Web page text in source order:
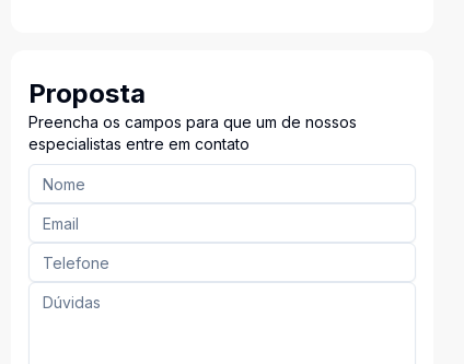
Proposta
Preencha os campos para que um de nossos
especialistas entre em contato